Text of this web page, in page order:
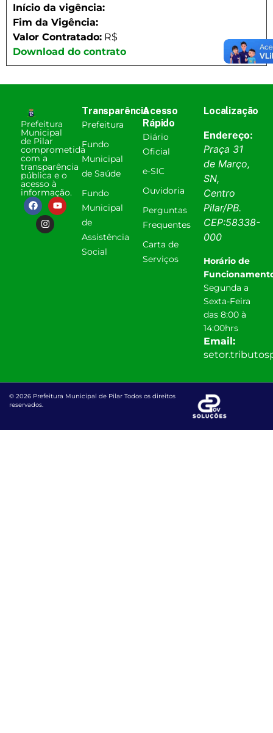
Início da vigência:
Fim da Vigência:
Valor Contratado: R$
Download do contrato
Prefeitura
Municipal
de Pilar
comprometida
com a
transparência
pública e o
acesso à
informação.
Transparência
Prefeitura
Fundo
Municipal
de Saúde
Fundo
Municipal
de
Assistência
Social
Acesso
Rápido
Diário
Oficial
e-SIC
Ouvidoria
Perguntas
Frequentes
Carta de
Serviços
Localização
Endereço:
Praça 31
de Março,
SN,
Centro
Pilar/PB.
CEP:58338-
000
Horário de
Segunda a
Sexta-Feira
das 8:00 à
14:00hrs
Email:
© 2026 Prefeitura Municipal de Pilar Todos os direitos
reservados.